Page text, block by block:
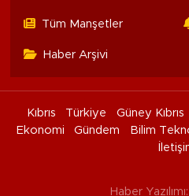
Tüm Manşetler
Haber Arşivi
Kıbrıs Türkiye Güney Kıbrıs
Ekonomi
Gündem Bilim
Haber Yazılımı: